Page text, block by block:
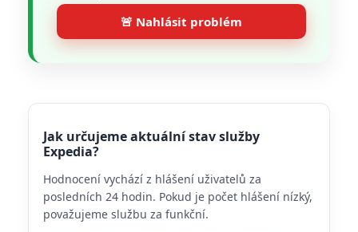
🚨 Nahlásit problém
Jak určujeme aktuální stav služby
Expedia?
Hodnocení vychází z hlášení uživatelů za
posledních 24 hodin. Pokud je počet hlášení nízký,
považujeme službu za funkční.